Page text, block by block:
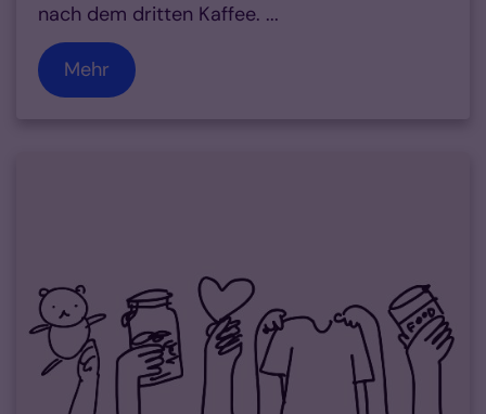
nach dem dritten Kaffee. ...
Mehr